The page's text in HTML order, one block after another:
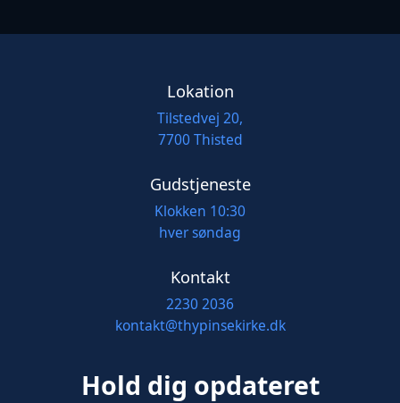
Hold dig opdateret
Lokation
Tilstedvej 20,
7700 Thisted
Gudstjeneste
Klokken 10:30
hver søndag
Kontakt
2230 2036
kontakt@thypinsekirke.dk